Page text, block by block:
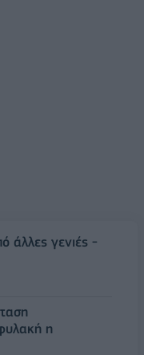
άλλες γενιές -
η